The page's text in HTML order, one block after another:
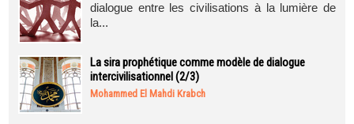
dialogue entre les civilisations à la lumière de
la...
La sira prophétique comme modèle de dialogue
intercivilisationnel (2/3)
Mohammed El Mahdi Krabch